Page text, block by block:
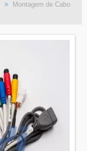
Montagem de Cabo